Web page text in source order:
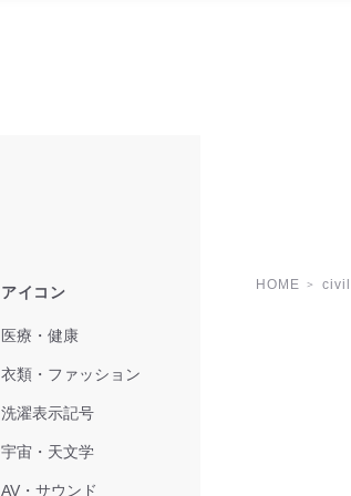
HOME
アイコン
医療・健康
衣類・ファッション
洗濯表示記号
宇宙・天文学
AV・サウンド